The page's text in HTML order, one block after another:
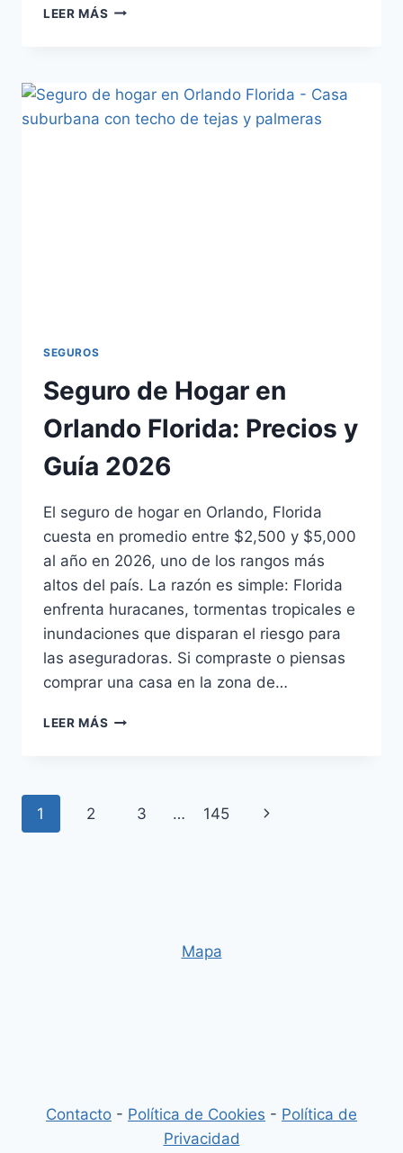
LEER MÁS EVENTOS
2026:
CALENDARIO
SEGUROS
Seguro de Hogar en
Orlando Florida: Precios y
Guía 2026
El seguro de hogar en Orlando, Florida
cuesta en promedio entre $2,500 y $5,000
al año en 2026, uno de los rangos más
altos del país. La razón es simple: Florida
enfrenta huracanes, tormentas tropicales e
inundaciones que disparan el riesgo para
las aseguradoras. Si compraste o piensas
comprar una casa en la zona de…
LEER MÁS SEGURO
FLORIDA:
Navegación
1 2 3 … 145
Siguiente
Mapa
Contacto - Política de Cookies - Política de
Privacidad